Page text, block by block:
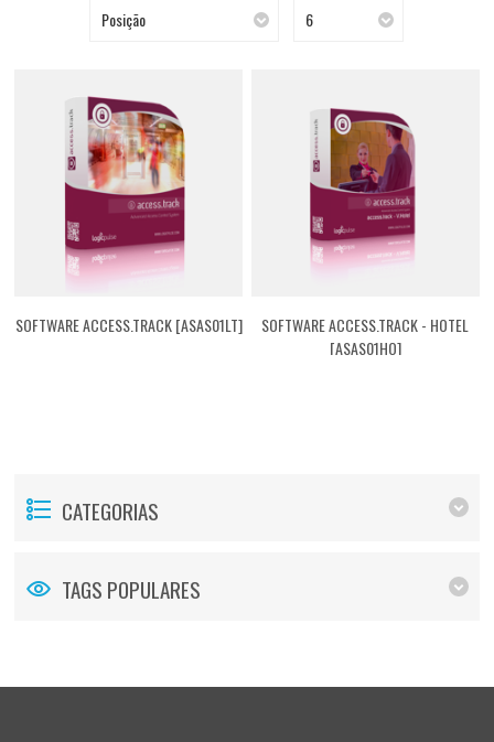
Posição 6
SOFTWARE ACCESS.TRACK [ASAS01LT]
SOFTWARE ACCESS.TRACK - HOTEL
[ASAS01HO]
CATEGORIAS
TAGS POPULARES